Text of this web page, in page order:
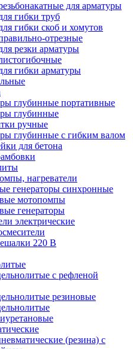
для арматуры
гибки труб
гибки скоб и хомутов
отрезные
резки арматуры
гибки арматуры
глубинные портативные
глубинные
ручные
глубинные с гибким валом
для бетона
нагреватели
генераторы синхронные
мотопомпы
генераторы
электрические
220 В
с рефленой
резиновые
(резина) с